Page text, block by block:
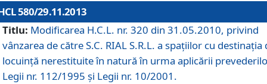
580/29.11.2013
Titlu: Modificarea H.C.L. nr. 320 din 31.05.2010, privind
vânzarea de către S.C. RIAL S.R.L. a spaţiilor cu destinaţia
locuinţă nerestituite în natură în urma aplicării
Legii nr. 112/1995 şi Legii nr. 10/2001.